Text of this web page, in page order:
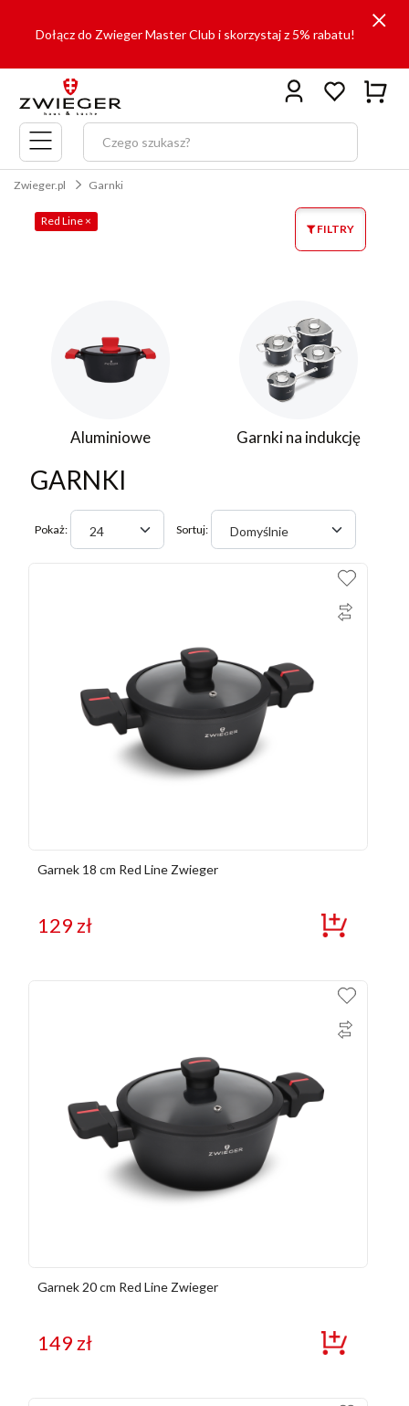
Dołącz do Zwieger Master Club i skorzystaj z 5% rabatu!
Menu
główne
Zwieger.pl Garnki
FILTRY
Red Line ×
Aluminiowe Garnki na indukcję
GARNKI
Pokaż: 24 Sortuj: Domyślnie
Garnek 18 cm Red Line Zwieger
129zł
Garnek 20 cm Red Line Zwieger
149zł